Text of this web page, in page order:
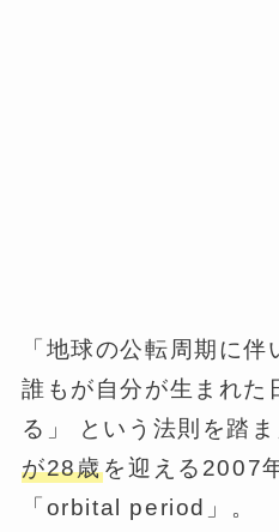
「地球の公転周期に
誰もが自分が生まれた
る」 という法則を踏ま
が28歳を迎える2007
「orbital period」。